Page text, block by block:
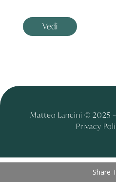
Vedi
Matteo Lancini © 2025
Privacy
Share